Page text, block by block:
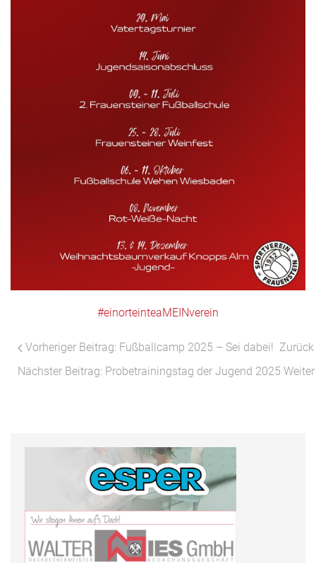
#einorteinteaMEINverein
Vorheriger Beitrag: Fußballcamp 2025 – Sei dabei! Zurück
Nächster Beitrag: Probetrainingstag der Jugend 2025 Weiter